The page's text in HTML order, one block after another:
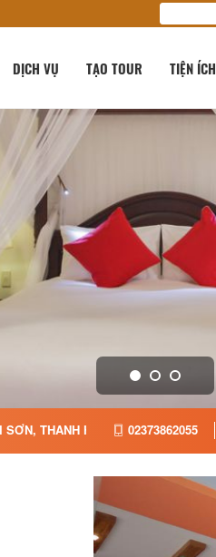
DỊCH VỤ TẠO TOUR TIỆN ÍCH
THANH HÓA, TỈNH THANH HÓA
02373862055